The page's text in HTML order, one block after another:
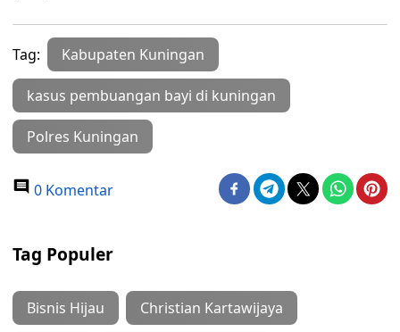
Tag: Kabupaten Kuningan
kasus pembuangan bayi di kuningan
Polres Kuningan
0 Komentar
Tag Populer
Bisnis Hijau Christian Kartawijaya